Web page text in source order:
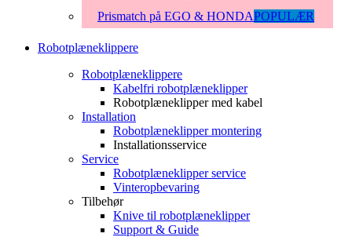
Prismatch på EGO & HONDAPOPULÆR
Robotplæneklippere
Robotplæneklippere
Kabelfri robotplæneklipper
Robotplæneklipper med kabel
Installation
Robotplæneklipper montering
Installationsservice
Service
Robotplæneklipper service
Vinteropbevaring
Tilbehør
Knive til robotplæneklipper
Support & Guide